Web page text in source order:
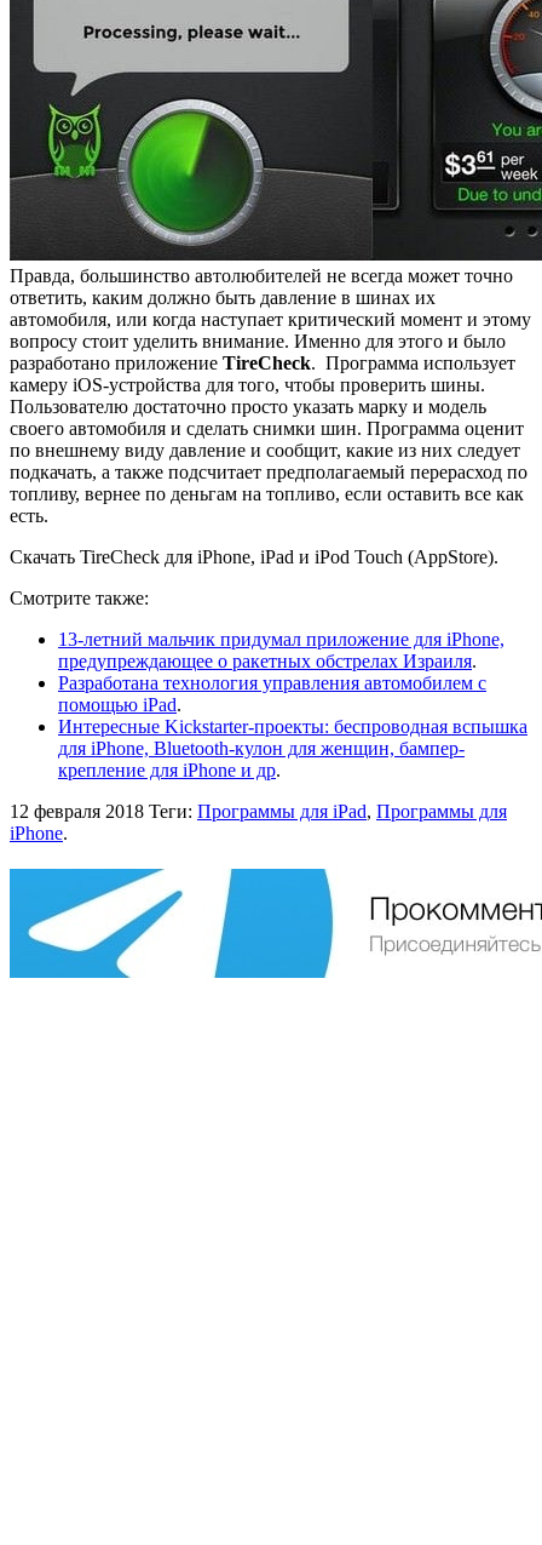
Правда, большинство автолюбителей не всегда может точно
ответить, каким должно быть давление в шинах их
автомобиля, или когда наступает критический момент и этому
вопросу стоит уделить внимание. Именно для этого и было
разработано приложение TireCheck. Программа использует
камеру iOS-устройства для того, чтобы проверить шины.
Пользователю достаточно просто указать марку и модель
своего автомобиля и сделать снимки шин. Программа оценит
по внешнему виду давление и сообщит, какие из них следует
подкачать, а также подсчитает предполагаемый перерасход по
топливу, вернее по деньгам на топливо, если оставить все как
есть.
Скачать TireCheck для iPhone, iPad и iPod Touch (AppStore).
Смотрите также:
13-летний мальчик придумал приложение для iPhone,
предупреждающее о ракетных обстрелах Израиля.
Разработана технология управления автомобилем с
помощью iPad.
Интересные Kickstarter-проекты: беспроводная вспышка
для iPhone, Bluetooth-кулон для женщин, бампер-
крепление для iPhone и др.
12 февраля 2018 Теги: Программы для iPad, Программы для
iPhone.